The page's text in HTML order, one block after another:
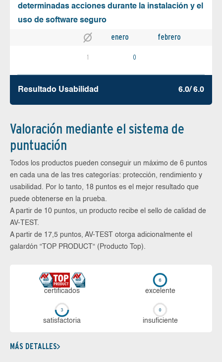
determinadas acciones durante la instalación y el
uso de software seguro
enero febrero
1 0
Resultado Usabilidad 6.0/ 6.0
Valoración mediante el sistema de
puntuación
Todos los productos pueden conseguir un máximo de 6 puntos
en cada una de las tres categorías: protección, rendimiento y
usabilidad. Por lo tanto, 18 puntos es el mejor resultado que
puede obtenerse en la prueba.
A partir de 10 puntos, un producto recibe el sello de calidad de
AV-TEST.
A partir de 17,5 puntos, AV-TEST otorga adicionalmente el
galardón “TOP PRODUCT“ (Producto Top).
certi­ficados ex­ce­len­te
sa­tis­fac­to­ria in­su­fi­cien­te
MÁS DETALLES